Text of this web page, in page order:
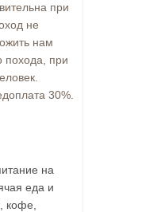
при
не
нам
похода, при
30%.
на
еда и
кофе,